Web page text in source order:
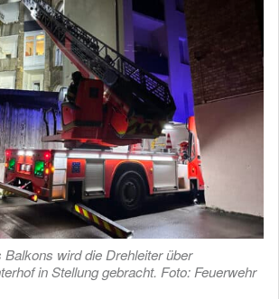
wird die Drehleiter über
in Stellung gebracht. Foto: Feuerwehr